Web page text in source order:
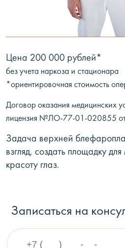
Цена 200 000 рублей*
без учета наркоза и стационара
*ориентировочная стоимость
Договор оказания
лицензия №ЛО-77-01-020855 от
Задача верхней
взгляд, создать площадку
красоту глаз.
Записаться на